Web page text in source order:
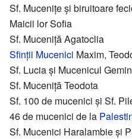
Sf. Mucenițe și biruitoare
Maicii lor Sofia
Sf. Muceniță Agatoclia
Sfinții Mucenici Maxim,
Sf. Lucia și Mucenicul
Sf. Muceniță Teodota
Sf. 100 de mucenici și Sf.
46 de mucenici de la
Sf. Mucenici Haralambie și